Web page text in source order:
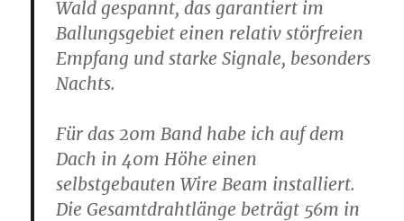
Wald gespannt, das garantiert im
Ballungsgebiet einen relativ störfreien
Empfang und starke Signale, besonders
Nachts.
Für das 20m Band habe ich auf dem
Dach in 40m Höhe einen
selbstgebauten Wire Beam installiert.
Die Gesamtdrahtlänge beträgt 56m in